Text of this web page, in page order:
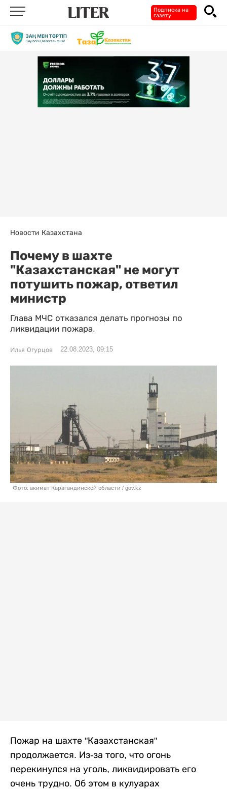
Подписка на
газету
Новости Казахстана
Почему в шахте
"Казахстанская" не могут
потушить пожар, ответил
министр
Глава МЧС отказался делать прогнозы по
ликвидации пожара.
Илья Огурцов 22.08.2023, 09:15
Фото: акимат Карагандинской области / gov.kz
Пожар на шахте "Казахстанская"
продолжается. Из-за того, что огонь
перекинулся на уголь, ликвидировать его
очень трудно. Об этом в кулуарах